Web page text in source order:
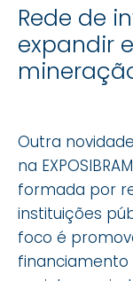
Rede de
expandir
Outra
na
formada por
instituições
foco é
financiamento